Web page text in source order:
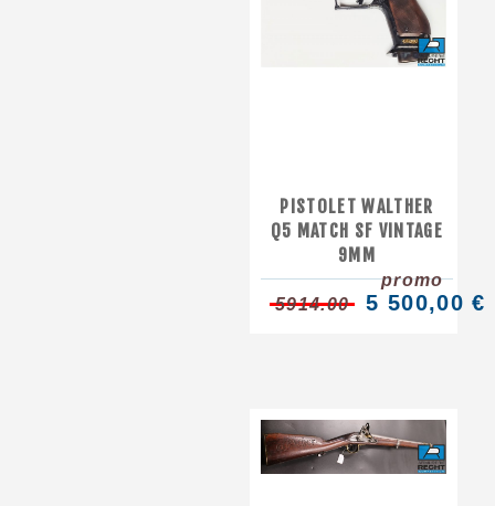
PISTOLET WALTHER
Q5 MATCH SF VINTAGE
9MM
promo
5914.00
5 500,00 €